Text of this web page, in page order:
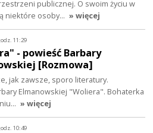
publicznej. O swoim życiu w
niektóre osoby… » więcej
11:29
- powieść Barbary
[Rozmowa]
jak zawsze, sporo literatury.
Elmanowskiej "Woliera". Bohaterka
» więcej
10:49